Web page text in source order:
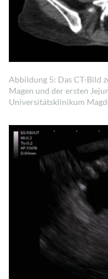
Abbildung 5: Das CT-Bild
Magen und der ersten
Universitätsklinikum